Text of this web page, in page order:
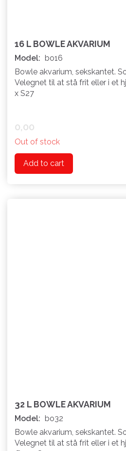
16 L BOWLE AKVARIUM
Model:
bo16
Bowle akvarium, sekskantet.
Velegnet til at stå frit eller i et
x S27
0,00
Out of stock
Add to cart
32 L BOWLE AKVARIUM
Model:
bo32
Bowle akvarium, sekskantet.
Velegnet til at stå frit eller i et